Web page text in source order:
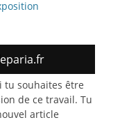
tu souhaites être
de ce travail. Tu
article